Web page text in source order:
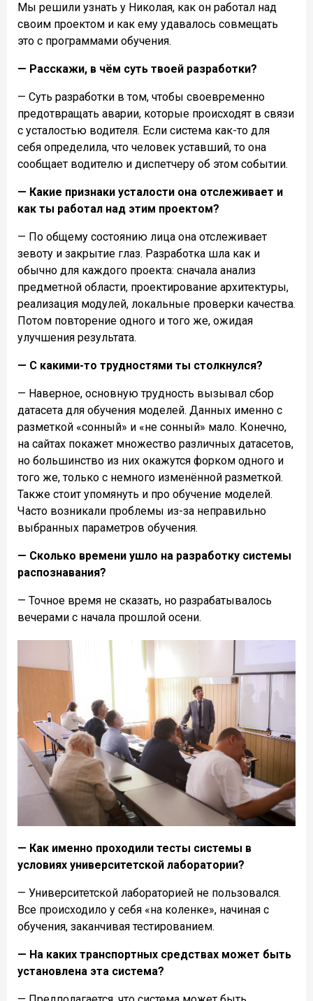
Мы решили узнать у Николая, как он работал над
своим проектом и как ему удавалось совмещать
это с программами обучения.
— Расскажи, в чём суть твоей разработки?
— Суть разработки в том, чтобы своевременно
предотвращать аварии, которые происходят в связи
с усталостью водителя. Если система как-то для
себя определила, что человек уставший, то она
сообщает водителю и диспетчеру об этом событии.
— Какие признаки усталости она отслеживает и
как ты работал над этим проектом?
— По общему состоянию лица она отслеживает
зевоту и закрытие глаз. Разработка шла как и
обычно для каждого проекта: сначала анализ
предметной области, проектирование архитектуры,
реализация модулей, локальные проверки качества.
Потом повторение одного и того же, ожидая
улучшения результата.
— С какими-то трудностями ты столкнулся?
— Наверное, основную трудность вызывал сбор
датасета для обучения моделей. Данных именно с
разметкой «сонный» и «не сонный» мало. Конечно,
на сайтах покажет множество различных датасетов,
но большинство из них окажутся форком одного и
того же, только с немного изменённой разметкой.
Также стоит упомянуть и про обучение моделей.
Часто возникали проблемы из-за неправильно
выбранных параметров обучения.
— Сколько времени ушло на разработку системы
распознавания?
— Точное время не сказать, но разрабатывалось
вечерами с начала прошлой осени.
— Как именно проходили тесты системы в
условиях университетской лаборатории?
— Университетской лабораторией не пользовался.
Все происходило у себя «на коленке», начиная с
обучения, заканчивая тестированием.
— На каких транспортных средствах может быть
установлена эта система?